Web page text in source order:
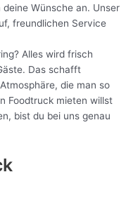
Wünsche an. Unser
freundlichen Service
Alles wird frisch
Das schafft
die man so
Foodtruck mieten willst
bist du bei uns genau